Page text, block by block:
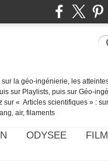
la géo-ingénierie, les
sur Playlists, puis sur Géo-
« Articles scientifiques » :
air, filaments
ODYSEE